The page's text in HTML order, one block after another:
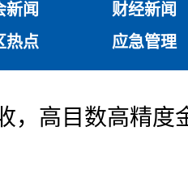
新闻 财经新闻
热点 应急管理
，高目数高精度